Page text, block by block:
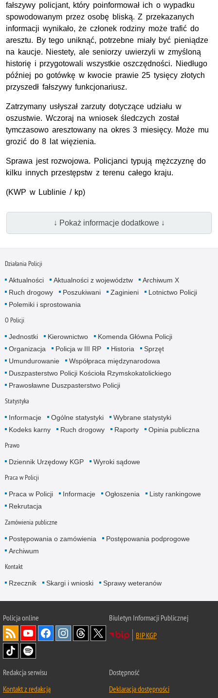
fałszywy policjant, który poinformował ich o wypadku
spowodowanym przez osobę bliską. Z przekazanych
informacji wynikało, że członek rodziny może trafić do
aresztu. By tego uniknąć, potrzebne miały być pieniądze
na kaucje. Niestety, ale seniorzy uwierzyli w zmyśloną
historię i przygotowali wszystkie oszczędności. Niedługo
później po gotówkę w kwocie prawie 25 tysięcy złotych
przyszedł fałszywy funkcjonariusz.
Zatrzymany usłyszał zarzuty dotyczące udziału w
oszustwie. Wczoraj na wniosek śledczych został
tymczasowo aresztowany na okres 3 miesięcy. Może mu
grozić do 8 lat więzienia.
Sprawa jest rozwojowa. Policjanci typują mężczyznę do
kilku innych przestępstw z terenu całego kraju.
(KWP w Lublinie / kp)
↓ Pokaż informacje dodatkowe ↓
Działania Policji
Aktualności Aktualności z województw
Archiwum X
Ruch drogowy
Poszukiwani Zaginieni
Lotnictwo Policji
Polemiki i sprostowania
O Policji
Jednostki Kierownictwo
Komenda Główna Policji
Organizacja
Policja w III RP Historia
Sprzęt
Umundurowanie
Współpraca międzynarodowa
Duszpasterstwo Policji Kościoła Rzymskokatolickiego
Prawosławne Duszpasterstwo Policji
Statystyka
Informacje Ogólne statystyki
Wybrane statystyki
Kodeks karny
Ruch drogowy Raporty Opinia publiczna
Prawo
Dziennik Urzędowy KGP Wyroki sądowe
Praca w Policji
Praca w Policji Informacje Ogłoszenia
Listy rankingowe
Rekrutacja
Zamówienia publiczne
Postępowania o zamówienia
Postępowania podprogowe
Archiwum
Kontakt
Rzecznik Skargi i wnioski Sprawy weteranów
Policjaonline
Biuletyn Informacji Publicznej
BIP KGP
Redakcja serwisu
Kontakt z redakcją
Dostępność
Deklaracja dostępności